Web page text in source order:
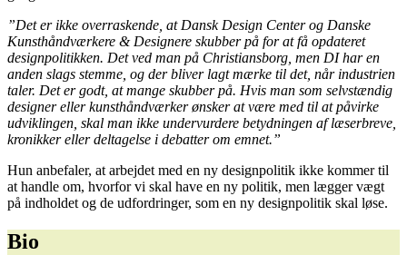
”Det er ikke overraskende, at Dansk Design Center og Danske
Kunsthåndværkere & Designere skubber på for at få opdateret
designpolitikken. Det ved man på Christiansborg, men DI har en
anden slags stemme, og der bliver lagt mærke til det, når industrien
taler. Det er godt, at mange skubber på. Hvis man som selvstændig
designer eller kunsthåndværker ønsker at være med til at påvirke
udviklingen, skal man ikke undervurdere betydningen af læserbreve,
kronikker eller deltagelse i debatter om emnet.”
Hun anbefaler, at arbejdet med en ny designpolitik ikke kommer til
at handle om, hvorfor vi skal have en ny politik, men lægger vægt
på indholdet og de udfordringer, som en ny designpolitik skal løse.
Bio